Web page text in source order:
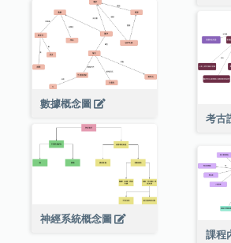
數據概念圖
考古
神經系統概念圖
課程